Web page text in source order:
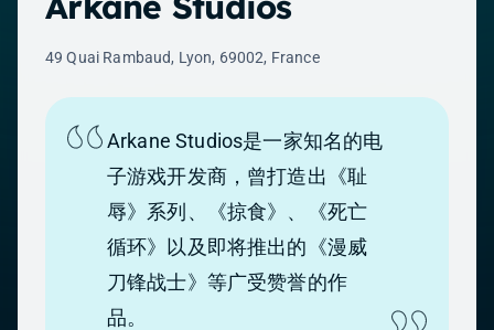
49 Quai Rambaud, Lyon, 69002, France
Arkane Studios是一家知名的电
子游戏开发商，曾打造出《耻
辱》系列、《掠食》、《死亡
循环》以及即将推出的《漫威
刀锋战士》等广受赞誉的作
品。